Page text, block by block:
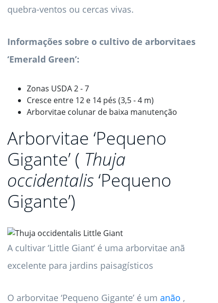
quebra-ventos ou cercas vivas.
Informações sobre o cultivo de arborvitaes
‘Emerald Green’:
Zonas USDA 2 - 7
Cresce entre 12 e 14 pés (3,5 - 4 m)
Arborvitae colunar de baixa manutenção
Arborvitae ‘Pequeno
Gigante’ ( Thuja
occidentalis‘Pequeno
Gigante’)
A cultivar ‘Little Giant’ é uma arborvitae anã
excelente para jardins paisagísticos
O arborvitae ‘Pequeno Gigante’ é um anão ,